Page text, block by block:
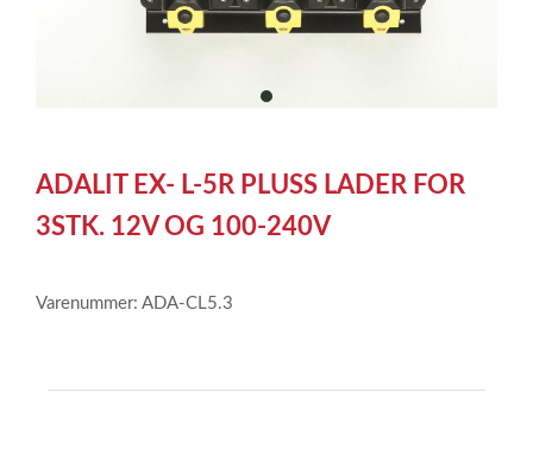
item
of
1
ADALIT EX- L-5R PLUSS LADER FOR
3STK. 12V OG 100-240V
Varenummer: ADA-CL5.3